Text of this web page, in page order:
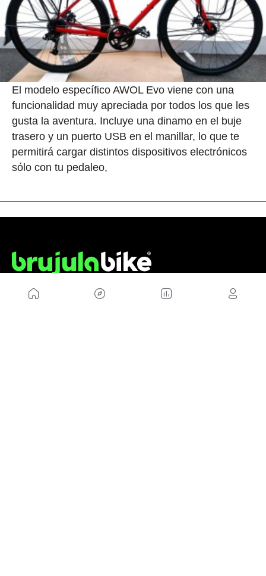
El modelo específico AWOL Evo viene con una
funcionalidad muy apreciada por todos los que les
gusta la aventura. Incluye una dinamo en el buje
trasero y un puerto USB en el manillar, lo que te
permitirá cargar distintos dispositivos electrónicos
sólo con tu pedaleo,